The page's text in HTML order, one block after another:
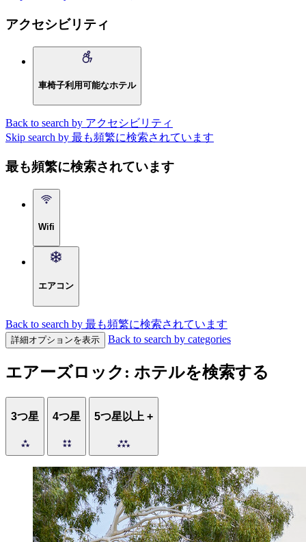
アクセシビリティ
車椅子利用可能なホテル
Back to search by アクセシビリティ
Skip search by 最も頻繁に検索されています
最も頻繁に検索されています
Wifi
エアコン
Back to search by 最も頻繁に検索されています
詳細オプションを表示 Back to search by categories
エアーズロック: ホテルを検索する
3つ星 4つ星 5つ星以上 +